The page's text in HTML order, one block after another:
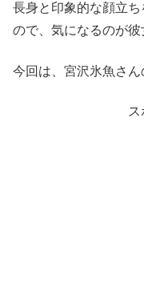
長身と印象的な顔立
ので、気になるのが彼
今回は、宮沢氷魚さん